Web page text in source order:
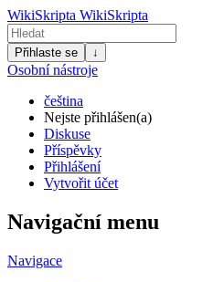
WikiSkripta WikiSkripta
Přihlaste se ↓
Osobní nástroje
čeština
Nejste přihlášen(a)
Diskuse
Příspěvky
Přihlášení
Vytvořit účet
Navigační menu
Navigace